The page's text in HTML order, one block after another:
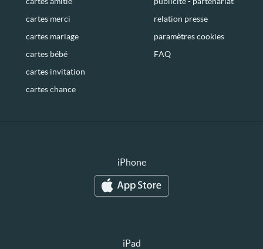
cartes merci
cartes mariage
cartes bébé
cartes invitation
cartes chance
relation presse
paramètres cookies
FAQ
iPhone
iPad